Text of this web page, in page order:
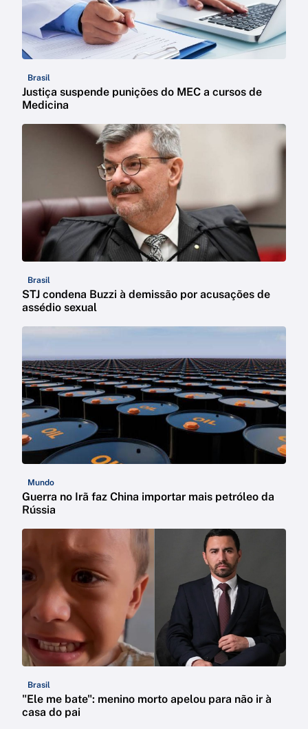
Brasil
Justiça suspende punições do MEC a cursos de
Medicina
Brasil
STJ condena Buzzi à demissão por acusações de
assédio sexual
Mundo
Guerra no Irã faz China importar mais petróleo da
Rússia
Brasil
"Ele me bate": menino morto apelou para não ir à
casa do pai